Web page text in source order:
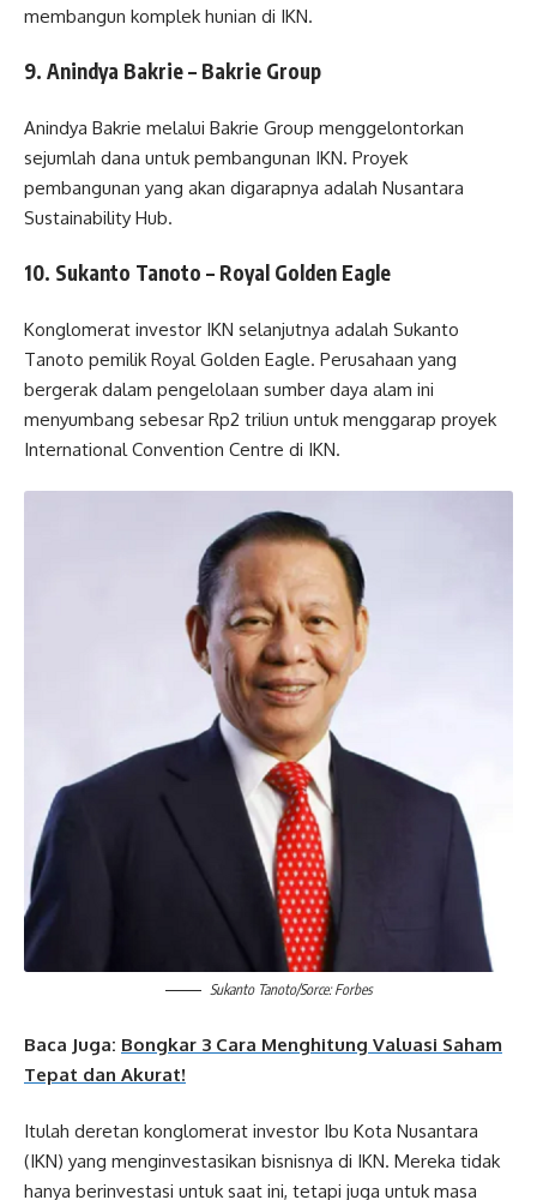
membangun komplek hunian di IKN.
9. Anindya Bakrie – Bakrie Group
Anindya Bakrie melalui Bakrie Group menggelontorkan
sejumlah dana untuk pembangunan IKN. Proyek
pembangunan yang akan digarapnya adalah Nusantara
Sustainability Hub.
10. Sukanto Tanoto – Royal Golden Eagle
Konglomerat investor IKN selanjutnya adalah Sukanto
Tanoto pemilik Royal Golden Eagle. Perusahaan yang
bergerak dalam pengelolaan sumber daya alam ini
menyumbang sebesar Rp2 triliun untuk menggarap proyek
International Convention Centre di IKN.
Sukanto Tanoto/Sorce: Forbes
Baca Juga: Bongkar 3 Cara Menghitung Valuasi Saham
Tepat dan Akurat!
Itulah deretan konglomerat investor Ibu Kota Nusantara
(IKN) yang menginvestasikan bisnisnya di IKN. Mereka tidak
hanya berinvestasi untuk saat ini, tetapi juga untuk masa